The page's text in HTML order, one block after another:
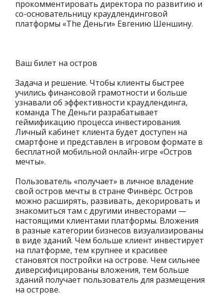
прокомментировать директора по развитию и
со-основательницу краудлендинговой
платформы «The Деньги» Евгению Шеншину.
Ваш билет на остров
Задача и решение. Чтобы клиенты быстрее
учились финансовой грамотности и больше
узнавали об эффективности краудлендинга,
команда The Деньги разрабатывает
геймификацию процесса инвестирования.
Личный кабинет клиента будет доступен на
смартфоне и представлен в игровом формате в
бесплатной мобильной онлайн-игре «Остров
мечты».
Пользователь «получает» в личное владение
свой остров мечты в стране Финвёрс. Остров
можно расширять, развивать, декорировать и
знакомиться там с другими инвесторами —
настоящими клиентами платформы. Вложения
в разные категории бизнесов визуализированы
в виде зданий. Чем больше клиент инвестирует
на платформе, тем крупнее и красивее
становятся постройки на острове. Чем сильнее
диверсифицированы вложения, тем больше
зданий получает пользователь для размещения
на острове.